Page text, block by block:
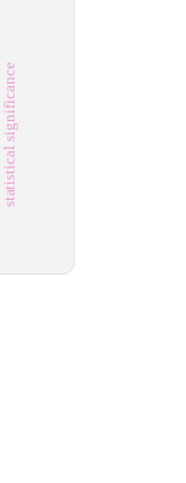
statistical significance